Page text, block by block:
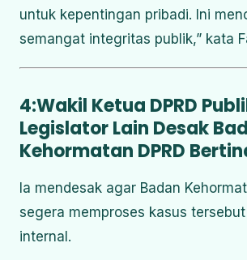
untuk kepentingan pribadi. Ini
semangat integritas publik,” kata
4:Wakil Ketua DPRD
Legislator Lain Desak
Kehormatan DPRD
Ia mendesak agar Badan
segera memproses kasus
internal.